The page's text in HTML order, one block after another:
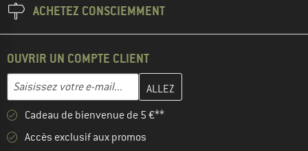
ACHETEZ CONSCIEMMENT
OUVRIR UN COMPTE CLIENT
Adresse e-mail
Entrez votre adresse e-mail ici et créez votre compte client à la
Cadeau de bienvenue de 5 €**
Accès exclusif aux promos